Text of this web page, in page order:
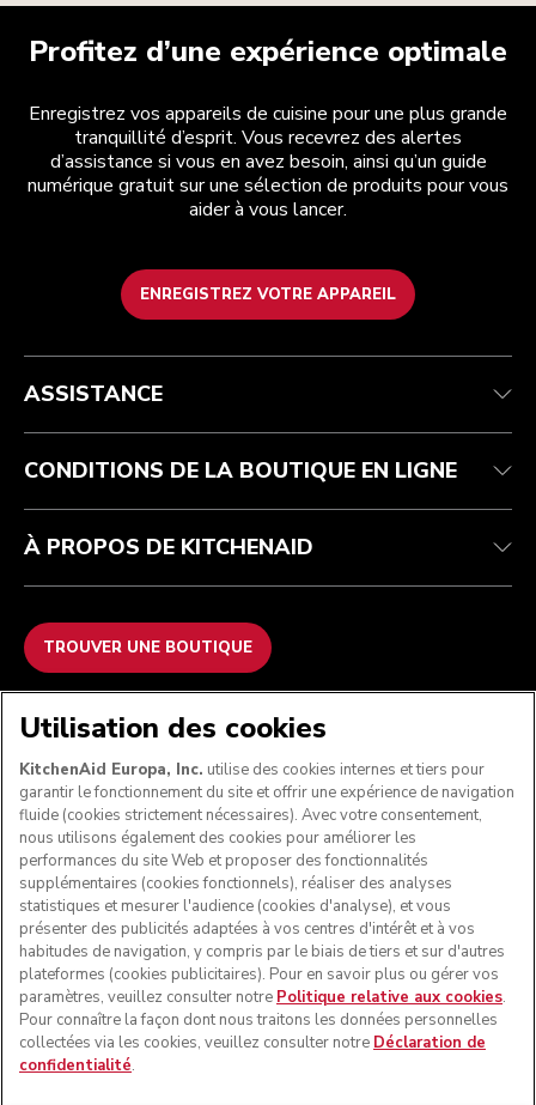
Profitez d’une expérience optimale
Enregistrez vos appareils de cuisine pour une plus grande
tranquillité d’esprit. Vous recevrez des alertes
d’assistance si vous en avez besoin, ainsi qu’un guide
numérique gratuit sur une sélection de produits pour vous
aider à vous lancer.
ENREGISTREZ VOTRE APPAREIL
Service après-vente
Garantie et documents
Contactez-nous
Conditions générales de vente
Retours et remboursements
Imprint
ODR
La marque
Trouver une boutique
ASSISTANCE
CONDITIONS DE LA BOUTIQUE EN LIGNE
À PROPOS DE KITCHENAID
TROUVER UNE BOUTIQUE
NOUS ACCEPTONS
SUIVEZ-NOUS
Utilisation des cookies
KitchenAid Europa, Inc. utilise des cookies internes et tiers pour
garantir le fonctionnement du site et offrir une expérience de navigation
fluide (cookies strictement nécessaires). Avec votre consentement,
nous utilisons également des cookies pour améliorer les
performances du site Web et proposer des fonctionnalités
supplémentaires (cookies fonctionnels), réaliser des analyses
statistiques et mesurer l'audience (cookies d'analyse), et vous
présenter des publicités adaptées à vos centres d'intérêt et à vos
habitudes de navigation, y compris par le biais de tiers et sur d'autres
plateformes (cookies publicitaires). Pour en savoir plus ou gérer vos
paramètres, veuillez consulter notre Politique relative aux cookies.
Pour connaître la façon dont nous traitons les données personnelles
collectées via les cookies, veuillez consulter notre Déclaration de
confidentialité.